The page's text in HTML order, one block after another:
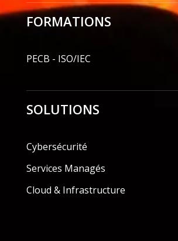
FORMATIONS
PECB - ISO/IEC
SOLUTIONS
Cybersécurité
Services Managés
Cloud & Infrastructure